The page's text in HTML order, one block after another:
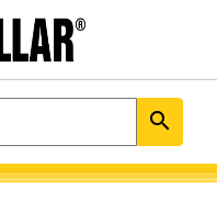
search